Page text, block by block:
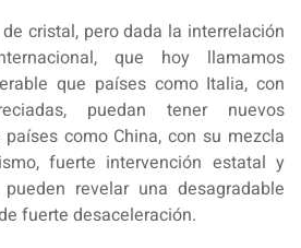
cristal, pero dada la interrelación
que hoy llamamos
que países como Italia, con
puedan tener nuevos
como China, con su mezcla
fuerte intervención estatal y
revelar una desagradable
fuerte desaceleración.